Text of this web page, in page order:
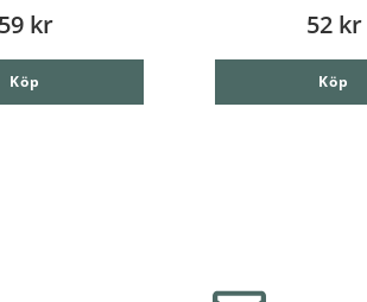
kr
Köp
52 kr
Köp